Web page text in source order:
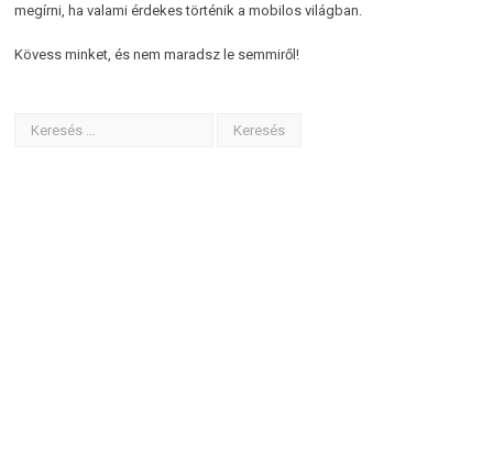
megírni, ha valami érdekes történik a mobilos világban.
Kövess minket, és nem maradsz le semmiről!